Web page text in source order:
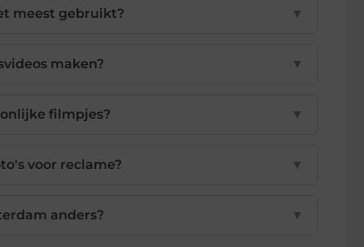
meest gebruikt? ▼
maken? ▼
filmpjes? ▼
voor reclame? ▼
anders? ▼